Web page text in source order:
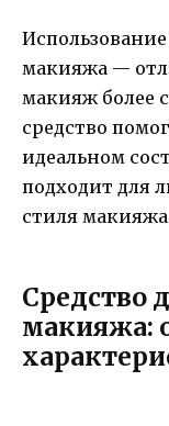
макияжа —
макияж более
средство
идеальном
подходит для
стиля
Средство
макияжа: